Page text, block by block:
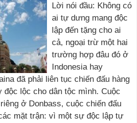
Lời nói đầu: Không có
ai tự dưng mang độc
lập đến tặng cho ai
cả, ngoại trừ một hai
trường hợp đâu đó ở
Indonesia hay
đã phải liên tục chiến đấu hàng
độc lộc cho dân tộc mình. Cuộc
ở Donbass, cuộc chiến đấu
mặt trận: vì một sự độc lập tự